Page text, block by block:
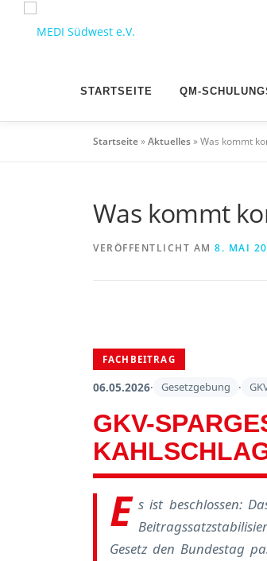
STARTSEITE QM-
Startseite»Aktuelles»Was kommt
Was kommt
VERÖFFENTLICHT AM 8. MAI
FACHBEITRAG
06.05.2026· Gesetzgebung ·
GKV-
E s ist beschlossen:
Gesetz den Bundestag